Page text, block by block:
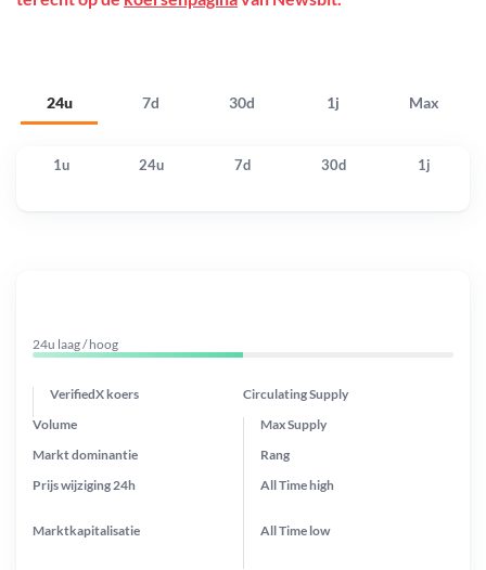
24u 7d 30d 1j Max
1u 24u 7d 30d 1j
24u laag / hoog
VerifiedX koers Circulating Supply
Prijs wijziging 24h
Max Supply
Markt dominantie
Marktkapitalisatie
Volume
Rang
All Timehigh
All Time low